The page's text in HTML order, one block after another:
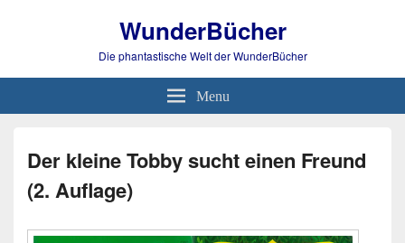
WunderBücher
Die phantastische Welt der WunderBücher
Menu
Der kleine Tobby sucht einen Freund
(2. Auflage)